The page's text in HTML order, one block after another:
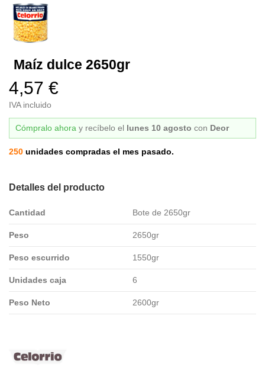
Maíz dulce 2650gr
4,57 €
IVA incluido
Cómpralo ahora y recíbelo el lunes 10 agosto con Deor
250 unidades compradas el mes pasado.
Detalles del producto
Cantidad Bote de 2650gr
Peso 2650gr
Peso escurrido 1550gr
Unidades caja 6
Peso Neto 2600gr